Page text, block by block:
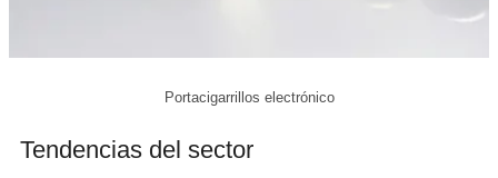
Portacigarrillos electrónico
Tendencias del sector